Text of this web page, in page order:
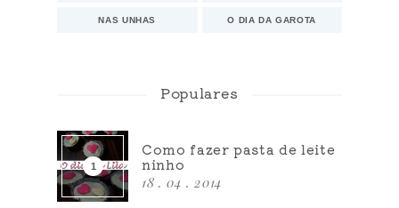
NAS UNHAS O DIA DA GAROTA
Populares
Como fazer pasta de leite
ninho
18 . 04 . 2014